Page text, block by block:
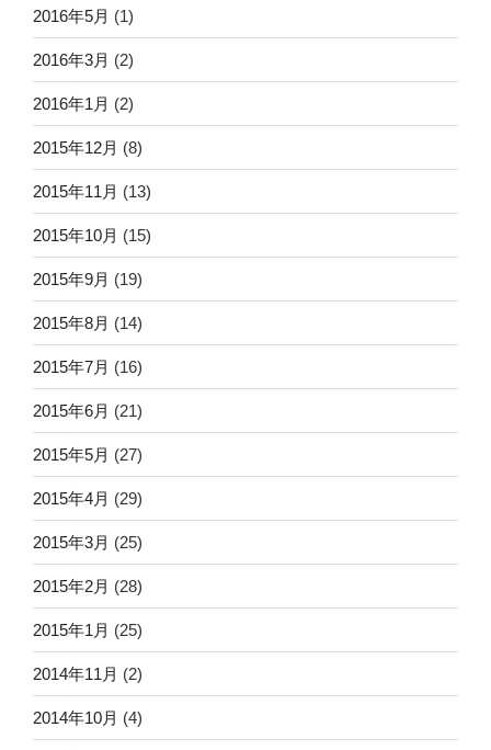
2016年5月 (1)
2016年3月 (2)
2016年1月 (2)
2015年12月 (8)
2015年11月 (13)
2015年10月 (15)
2015年9月 (19)
2015年8月 (14)
2015年7月 (16)
2015年6月 (21)
2015年5月 (27)
2015年4月 (29)
2015年3月 (25)
2015年2月 (28)
2015年1月 (25)
2014年11月 (2)
2014年10月 (4)